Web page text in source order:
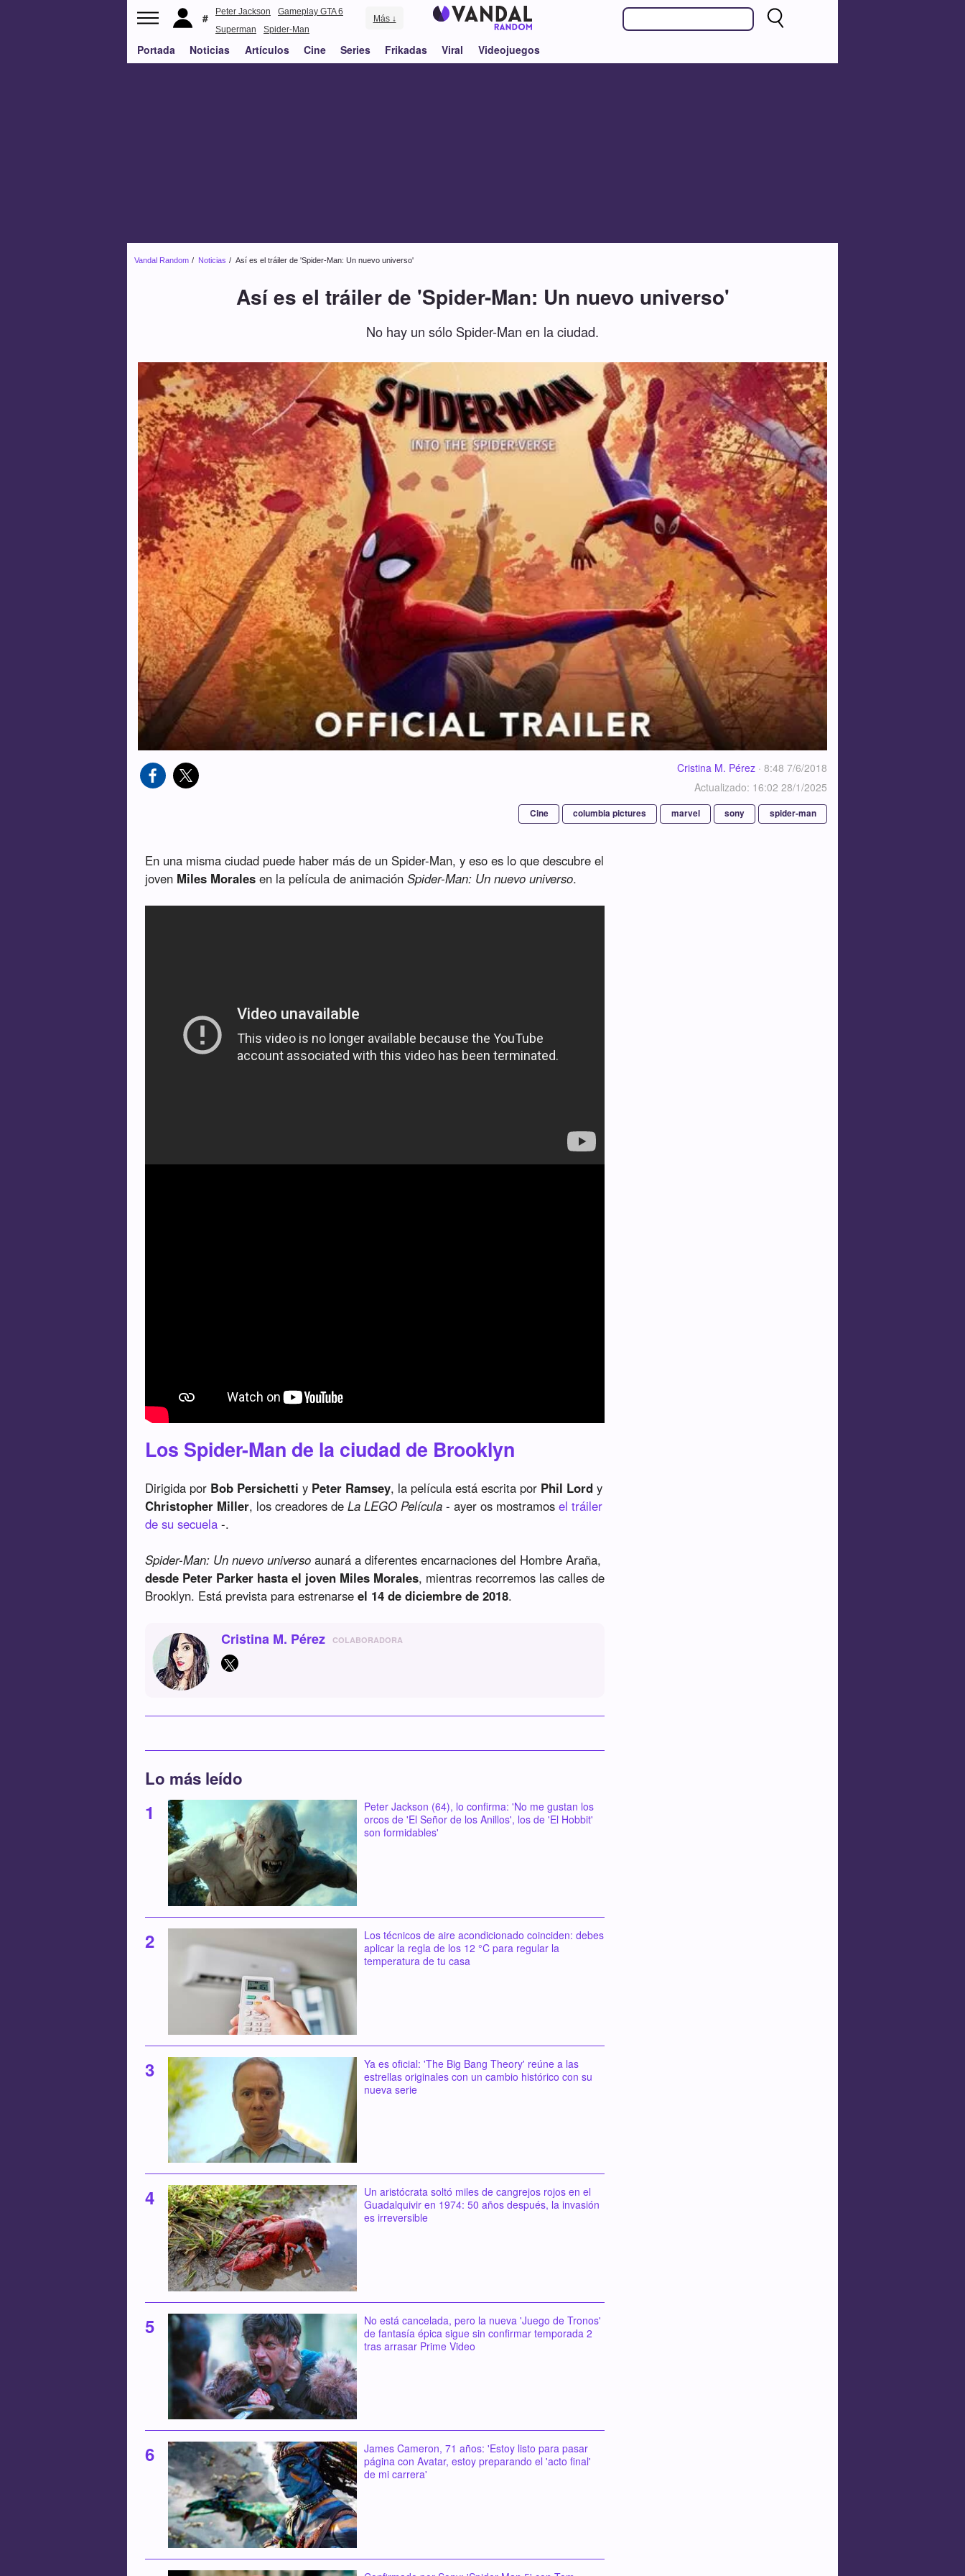
Peter Jackson
Gameplay GTA 6
Superman
Spider-Man
Más ↓
Portada Noticias Artículos Cine Series Frikadas Viral Videojuegos
Vandal Random Noticias Así es el tráiler de 'Spider-Man: Un nuevo universo'
Así es el tráiler de 'Spider-Man: Un nuevo universo'
No hay un sólo Spider-Man en la ciudad.
Cristina M. Pérez · 8:48 7/6/2018
Actualizado: 16:02 28/1/2025
Cine columbia pictures marvel sony spider-man
En una misma ciudad puede haber más de un Spider-Man, y eso es lo que descubre el
joven Miles Morales en la película de animaciónSpider-Man: Un nuevo universo.
Los Spider-Man de la ciudad de Brooklyn
Dirigida por Bob Persichetti y Peter Ramsey, la película está escrita por Phil Lord y
Christopher Miller, los creadores deLa LEGO Película - ayer os mostramosel tráiler
de su secuela -.
Spider-Man: Un nuevo universo aunará a diferentes encarnaciones del Hombre Araña,
desde Peter Parker hasta el joven Miles Morales, mientras recorremos las calles de
Brooklyn. Está prevista para estrenarseel 14 de diciembre de 2018.
Cristina M. Pérez COLABORADORA
Lo más leído
Peter Jackson (64), lo confirma: 'No me gustan los
orcos de 'El Señor de los Anillos', los de 'El Hobbit'
son formidables'
Los técnicos de aire acondicionado coinciden: debes
aplicar la regla de los 12 °C para regular la
temperatura de tu casa
Ya es oficial: 'The Big Bang Theory' reúne a las
estrellas originales con un cambio histórico con su
nueva serie
Un aristócrata soltó miles de cangrejos rojos en el
Guadalquivir en 1974: 50 años después, la invasión
es irreversible
No está cancelada, pero la nueva 'Juego de Tronos'
de fantasía épica sigue sin confirmar temporada 2
tras arrasar Prime Video
James Cameron, 71 años: 'Estoy listo para pasar
página con Avatar, estoy preparando el 'acto final'
de mi carrera'